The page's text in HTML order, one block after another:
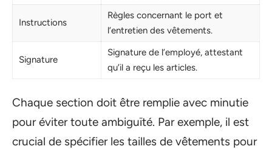
Instructions
Règles concernant le port et
l’entretien des vêtements.
Signature
Signature de l’employé, attestant
qu’il a reçu les articles.
Chaque section doit être remplie avec minutie
pour éviter toute ambiguïté. Par exemple, il est
crucial de spécifier les tailles de vêtements pour